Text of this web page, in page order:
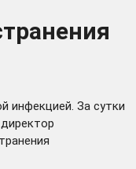
инфекцией. За сутки